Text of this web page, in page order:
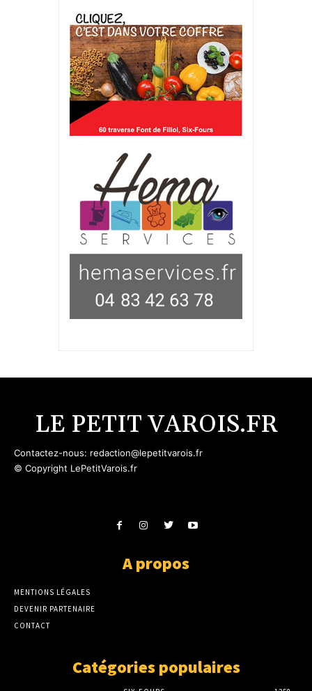
LE PETIT VAROIS.FR
Contactez-nous: redaction@lepetitvarois.fr
© Copyright LePetitVarois.fr
A propos
MENTIONS LÉGALES
DEVENIR PARTENAIRE
CONTACT
Catégories populaires